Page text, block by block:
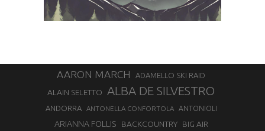
AARON MARCH ADAMELLO SKI RAID
ALAIN SELETTO ALBA DE SILVESTRO
ANDORRA ANTONELLA CONFORTOLA ANTONIOLI
ARIANNA FOLLIS BACKCOUNTRY BIG AIR